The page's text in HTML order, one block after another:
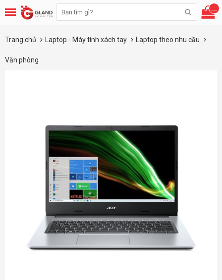
...
Trang chủ Laptop - Máy tính xách tay Laptop theo nhu cầu
Văn phòng